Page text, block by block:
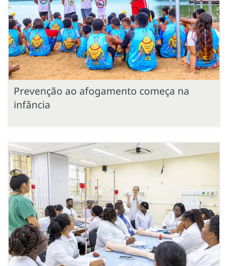
Prevenção ao afogamento começa na
infância